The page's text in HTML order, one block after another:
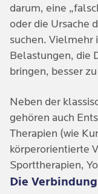
darum, eine
oder die Ursache
suchen. Vielmehr
Belastungen, die
bringen, besser
Neben der
gehören auch
Therapien (wie
körperorientierte
Sporttherapien,
Die